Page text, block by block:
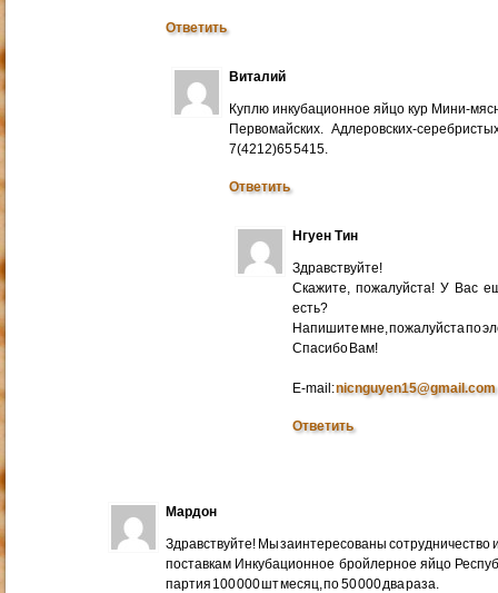
Ответить
Виталий
Куплю инкубационное яйцо кур Мини-
Первомайских. Адлеровских-
7(4212)65 5415.
Ответить
Нгуен Тин
Здравствуйте!
Скажите, пожалуйста! У Вас
есть?
Напишите мне, пожалуйста по
Cпасибо Вам!
E-mail:nicnguyen15@gmail.com
Ответить
Мардон
Здравствуйте! Мы заинтересованы сотрудничество
поставкам Инкубационное бройлерное яйцо
партия 100 000 шт месяц, по 50 000 два раза.